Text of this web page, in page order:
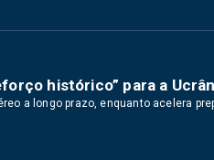
histórico” para a
a longo prazo, enquanto acelera